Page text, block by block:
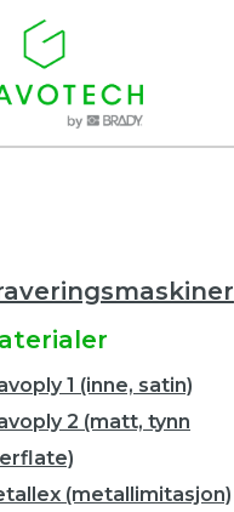
1 (inne, satin)
2 (matt, tynn
(metallimitasjon)